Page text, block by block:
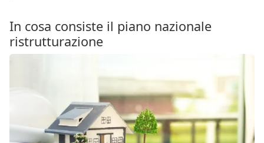
In cosa consiste il piano nazionale
ristrutturazione